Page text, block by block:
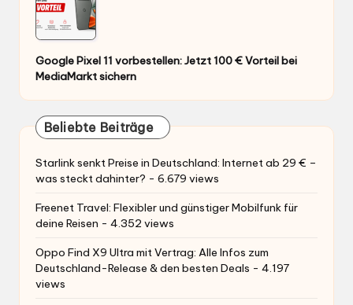
Google Pixel 11 vorbestellen: Jetzt 100 € Vorteil bei
MediaMarkt sichern
Beliebte Beiträge
Starlink senkt Preise in Deutschland: Internet ab 29 € –
was steckt dahinter? - 6.679 views
Freenet Travel: Flexibler und günstiger Mobilfunk für
deine Reisen - 4.352 views
Oppo Find X9 Ultra mit Vertrag: Alle Infos zum
Deutschland-Release & den besten Deals - 4.197
views